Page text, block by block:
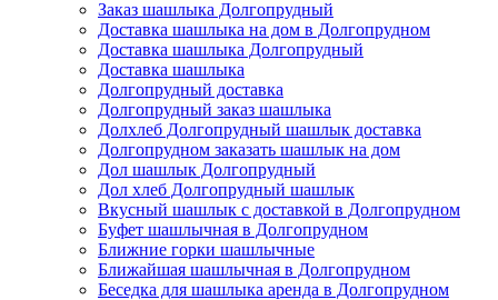
Заказ шашлыка Долгопрудный
Доставка шашлыка на дом в Долгопрудном
Доставка шашлыка Долгопрудный
Доставка шашлыка
Долгопрудный доставка
Долгопрудный заказ шашлыка
Долхлеб Долгопрудный шашлык доставка
Долгопрудном заказать шашлык на дом
Дол шашлык Долгопрудный
Дол хлеб Долгопрудный шашлык
Вкусный шашлык с доставкой в Долгопрудном
Буфет шашлычная в Долгопрудном
Ближние горки шашлычные
Ближайшая шашлычная в Долгопрудном
Беседка для шашлыка аренда в Долгопрудном